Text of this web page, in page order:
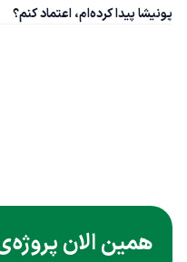
پونیشا پیدا کرده‌ام، اعتماد کنم؟
همین الان